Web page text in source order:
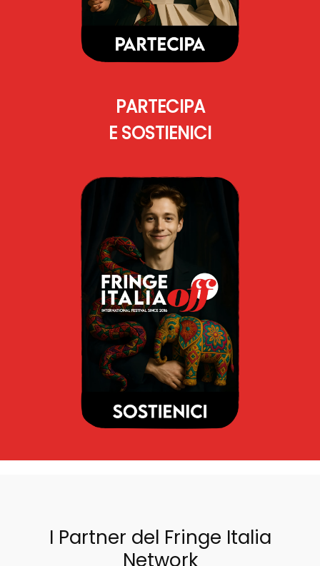
PARTECIPA
E SOSTIENICI
I Partner del Fringe Italia
Network